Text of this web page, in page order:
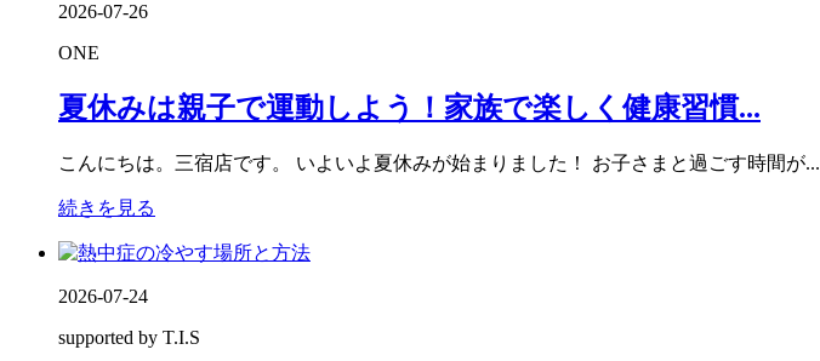
2026-07-26
ONE
夏休みは親子で運動しよう！家族で楽しく健康習慣...
こんにちは。三宿店です。 いよいよ夏休みが始まりました！ お子さまと過ごす時間が...
続きを見る
2026-07-24
supported by T.I.S